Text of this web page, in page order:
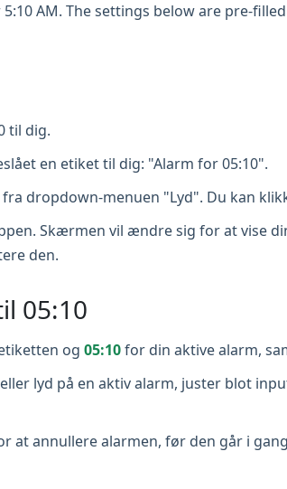
AM. The settings below are pre-
til dig.
en etiket til dig: "Alarm for 05:10".
dropdown-menuen "Lyd". Du kan
Skærmen vil ændre sig for at vise
den.
05:10
og 05:10for din aktive alarm,
lyd på en aktiv alarm, juster blot
at annullere alarmen, før den går i